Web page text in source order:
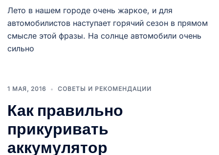
Лето в нашем городе очень жаркое, и для
автомобилистов наступает горячий сезон в прямом
смысле этой фразы. На солнце автомобили очень
сильно
1 МАЯ, 2016 СОВЕТЫ И РЕКОМЕНДАЦИИ
Как правильно
прикуривать
аккумулятор